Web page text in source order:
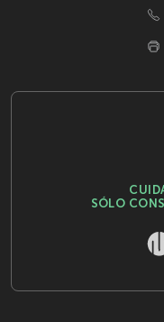
SÓLO